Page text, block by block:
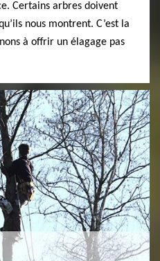
Certains arbres doivent
nous montrent. C’est la
à offrir un élagage pas